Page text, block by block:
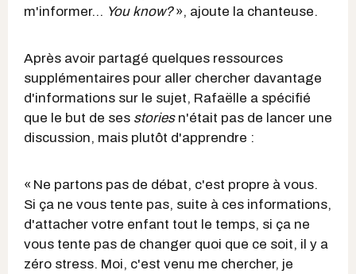
m'informer… You know?», ajoute la chanteuse.
Après avoir partagé quelques ressources
supplémentaires pour aller chercher davantage
d'informations sur le sujet, Rafaëlle a spécifié
que le but de ses storiesn'était pas de lancer une
discussion, mais plutôt d'apprendre :
« Ne partons pas de débat, c'est propre à vous.
Si ça ne vous tente pas, suite à ces informations,
d'attacher votre enfant tout le temps, si ça ne
vous tente pas de changer quoi que ce soit, il y a
zéro stress. Moi, c'est venu me chercher, je